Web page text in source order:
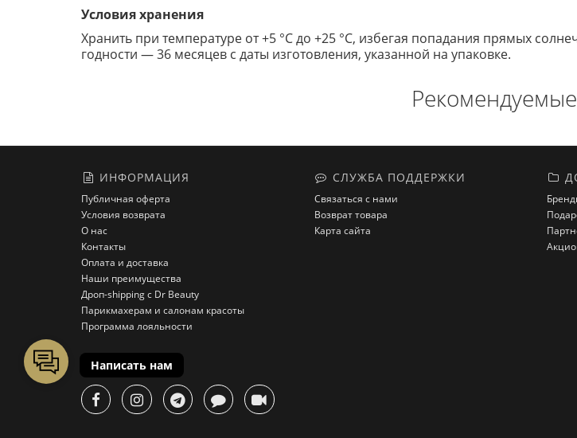
Условия хранения
Хранить при температуре от +5 °C до +25 °C, избегая попадания прямых
годности — 36 месяцев с даты изготовления, указанной на упаковке.
ИНФОРМАЦИЯ
Публичная оферта
Условия возврата
О нас
Контакты
Оплата и доставка
Наши преимущества
Дроп-shipping с Dr Beauty
Парикмахерам и салонам красоты
Программа лояльности
СЛУЖБА ПОДДЕРЖКИ
Связаться с нами
Возврат товара
Карта сайта